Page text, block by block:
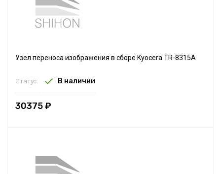
Узел переноса изображения в сборе Kyocera TR-8315A
Статус: В наличии
30375 ₽